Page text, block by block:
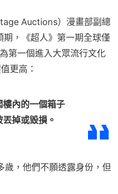
Auctions）漫畫部副總
，《超人》第一期全球僅
第一個進入大眾流行文化
更高：
樓內的一個箱子
掉或毀損。
，他們不願透露身份，但